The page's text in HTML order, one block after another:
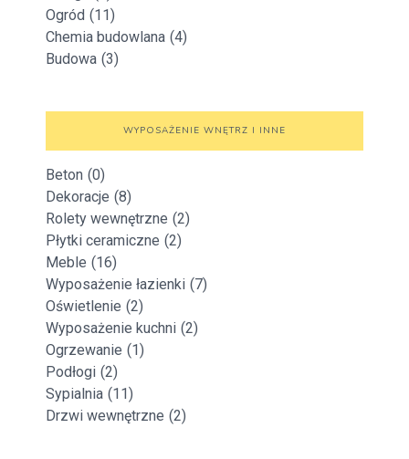
Ogród (11)
Chemia budowlana (4)
Budowa (3)
WYPOSAŻENIE WNĘTRZ I INNE
Beton (0)
Dekoracje (8)
Rolety wewnętrzne (2)
Płytki ceramiczne (2)
Meble (16)
Wyposażenie łazienki (7)
Oświetlenie (2)
Wyposażenie kuchni (2)
Ogrzewanie (1)
Podłogi (2)
Sypialnia (11)
Drzwi wewnętrzne (2)